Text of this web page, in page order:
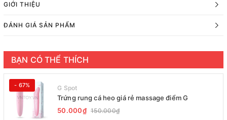
GIỚI THIỆU
ĐÁNH GIÁ SẢN PHẨM
BẠN CÓ THỂ THÍCH
- 67% G Spot
Trứng rung cá heo giá rẻ massage điểm G
50.000₫ 150.000₫